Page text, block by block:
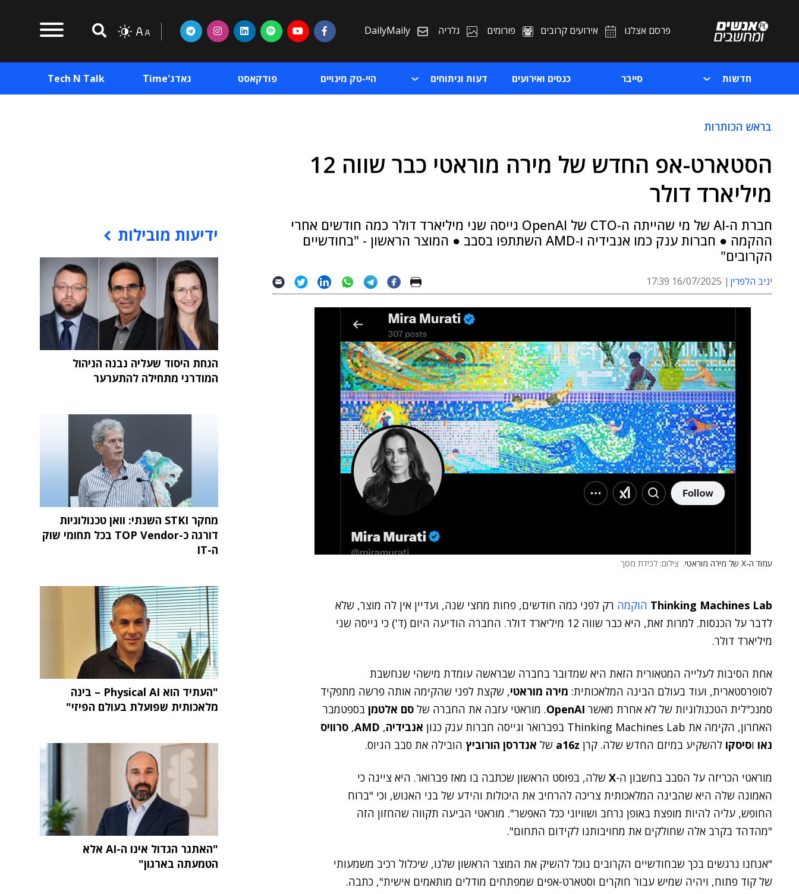
פרסם אצלנו אירועים קרובים פורומים גלריה DailyMaily
חדשות סייבר כנסים ואירועים דעות וניתוחים היי-טק מינויים פודקאסט גאדג'Time Tech N Talk
בראש הכותרות
הסטארט-אפ החדש של מירה מוראטי כבר שווה 12
מיליארד דולר
חברת ה-AI של מי שהייתה ה-CTO של OpenAI גייסה שני מיליארד דולר כמה חודשים אחרי
ההקמה ● חברות ענק כמו אנבידיה ו-AMD השתתפו בסבב ● המוצר הראשון - "בחודשיים
הקרובים"
יניב הלפרין 16/07/2025 17:39
עמוד ה-X של מירה מוראטי. צילום: לכידת מסך
Thinking Machines Lab הוקמה רק לפני כמה חודשים, פחות מחצי שנה, ועדיין אין לה מוצר, שלא
לדבר על הכנסות. למרות זאת, היא כבר שווה 12 מיליארד דולר. החברה הודיעה היום (ד') כי גייסה שני
מיליארד דולר.
אחת הסיבות לעלייה המטאורית הזאת היא שמדובר בחברה שבראשה עומדת מישהי שנחשבת
לסופרסטארית, ועוד בעולם הבינה המלאכותית: מירה מוראטי, שקצת לפני שהקימה אותה פרשה מתפקיד
סמנכ"לית הטכנולוגיות של לא אחרת מאשר OpenAI. מוראטי עזבה את החברה של סם אלטמן בספטמבר
האחרון, הקימה את Thinking Machines Lab בפברואר וגייסה חברות ענק כגון
אנבידיה,
AMD
, סרוויס
נאו וסיסקו להשקיע במיזם החדש שלה. קרן a16z של אנדרסן הורוביץ הובילה את סבב הגיוס.
מוראטי הכריזה על הסבב בחשבון ה-X שלה, בפוסט הראשון שכתבה בו מאז פברואר. היא ציינה כי
האמונה שלה היא שהבינה המלאכותית צריכה להרחיב את היכולות והידע של בני האנוש, וכי "ברוח
החופש, עליה להיות מופצת באופן נרחב ושוויוני ככל האפשר". מוראטי הביעה תקווה שהחזון הזה
"מהדהד בקרב אלה שחולקים את מחויבותנו לקידום התחום".
"אנחנו נרגשים בכך שבחודשיים הקרובים נוכל להשיק את המוצר הראשון שלנו, שיכלול רכיב משמעותי
של קוד פתוח, ויהיה שמיש עבור חוקרים וסטארט-אפים שמפתחים מודלים מותאמים אישית", כתבה.
ידיעות מובילות
הנחת היסוד שעליה נבנה הניהול
המודרני מתחילה להתערער
מחקר STKI השנתי: וואן טכנולוגיות
דורגה כ-TOP Vendor בכל תחומי שוק
ה-IT
"העתיד הוא Physical AI – בינה
מלאכותית שפועלת בעולם הפיזי"
"האתגר הגדול אינו ה-AI אלא
הטמעתה בארגון"